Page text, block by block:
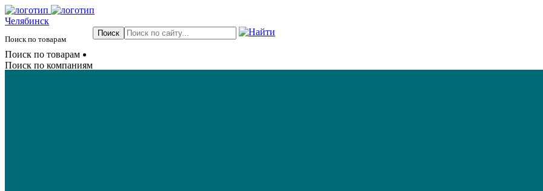
Челябинск
Поиск по товарам
Поиск по товарам
Поиск по компаниям